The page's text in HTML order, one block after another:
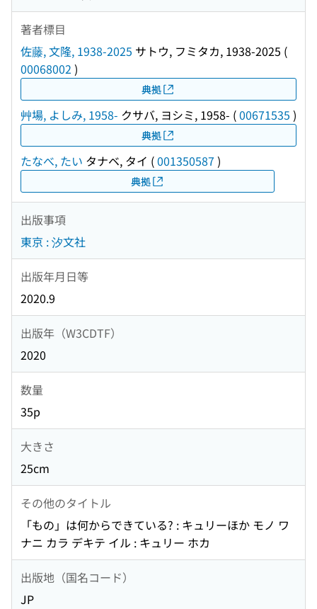
著者標目
佐藤, 文隆, 1938-2025 サトウ, フミタカ, 1938-2025 (
00068002 )
典拠
艸場, よしみ, 1958- クサバ, ヨシミ, 1958- (00671535 )
典拠
たなべ, たい タナベ, タイ (001350587 )
典拠
出版事項
東京 : 汐文社
出版年月日等
2020.9
出版年（W3CDTF）
2020
数量
35p
大きさ
25cm
その他のタイトル
「もの」は何からできている? : キュリーほか モノ ワ
ナニ カラ デキテ イル : キュリー ホカ
出版地（国名コード）
JP